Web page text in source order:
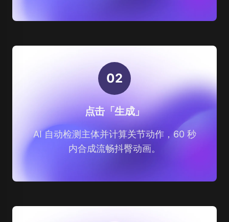
02
点击「生成」
AI 自动检测主体并计算关节动作，60 秒
内合成流畅抖臀动画。